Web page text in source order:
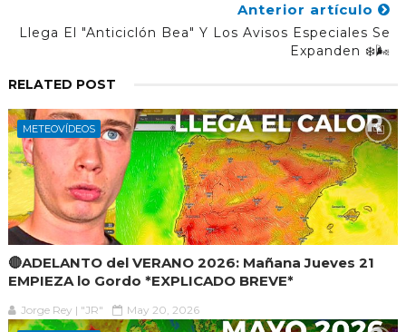
Anterior artículo
Llega El "anticiclón Bea" Y Los Avisos Especiales Se
Expanden ❄️🌬️
RELATED POST
METEOVÍDEOS
🔴ADELANTO del VERANO 2026: Mañana Jueves 21
EMPIEZA lo Gordo *EXPLICADO BREVE*
Jorge Rey | "JR" May 20, 2026